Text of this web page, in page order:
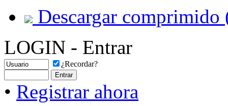
Descargar comprimido
LOGIN - Entrar
¿Recordar?
• Registrar ahora